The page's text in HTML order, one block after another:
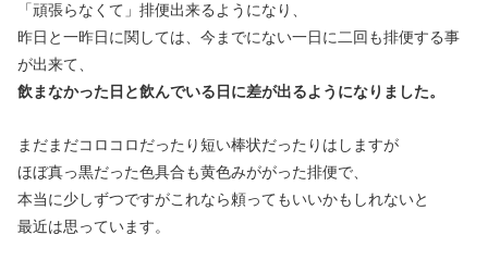
「頑張らなくて」排便出来るようになり、
昨日と一昨日に関しては、今までにない一日に二回も排便する事
が出来て、
飲まなかった日と飲んでいる日に差が出るようになりました。
まだまだコロコロだったり短い棒状だったりはしますが
ほぼ真っ黒だった色具合も黄色みががった排便で、
本当に少しずつですがこれなら頼ってもいいかもしれないと
最近は思っています。